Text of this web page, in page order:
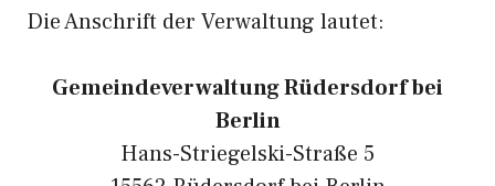
Die Anschrift der Verwaltung lautet:
Gemeindeverwaltung Rüdersdorf bei
Berlin
Hans-Striegelski-Straße 5